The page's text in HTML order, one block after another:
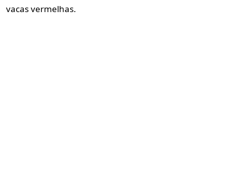
vacas vermelhas.